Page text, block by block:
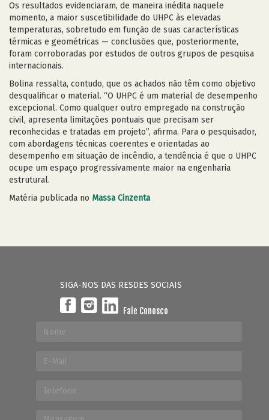
Os resultados evidenciaram, de maneira inédita naquele
momento, a maior suscetibilidade do UHPC às elevadas
temperaturas, sobretudo em função de suas características
térmicas e geométricas — conclusões que, posteriormente,
foram corroboradas por estudos de outros grupos de pesquisa
internacionais.
Bolina ressalta, contudo, que os achados não têm como objetivo
desqualificar o material. “O UHPC é um material de desempenho
excepcional. Como qualquer outro empregado na construção
civil, apresenta limitações pontuais que precisam ser
reconhecidas e tratadas em projeto”, afirma. Para o pesquisador,
com abordagens técnicas coerentes e orientadas ao
desempenho em situação de incêndio, a tendência é que o UHPC
ocupe um espaço progressivamente maior na engenharia
estrutural.
Matéria publicada no Massa Cinzenta
SIGA-NOS DAS RESDES SOCIAIS
Fale Conosco